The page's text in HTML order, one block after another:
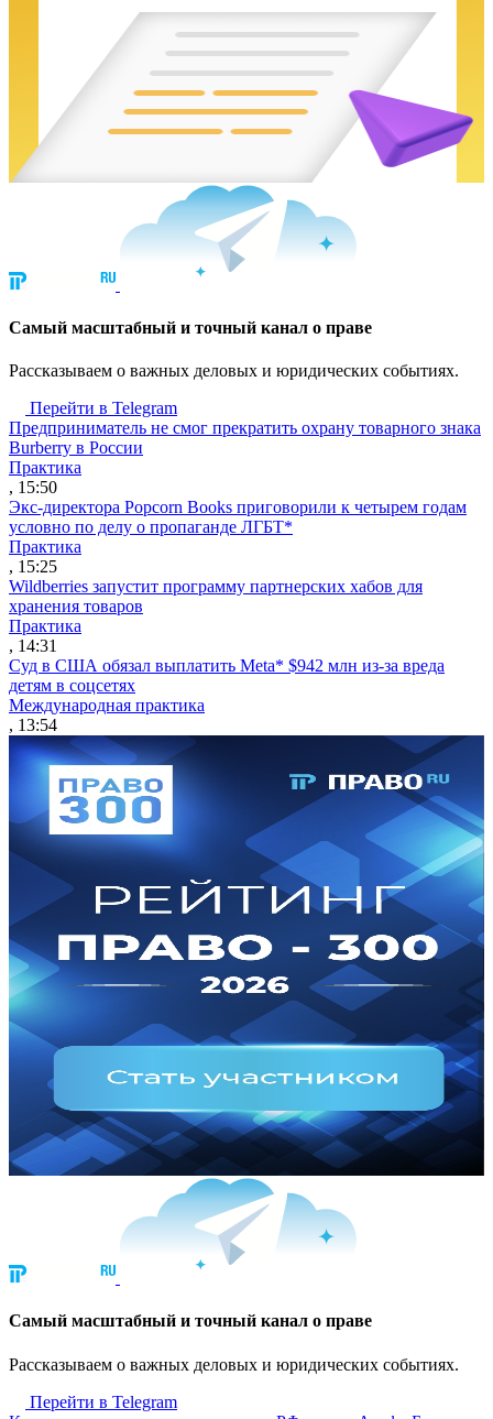
Cамый масштабный и точный канал о праве
Рассказываем о важных деловых и юридических событиях.
Перейти в Telegram
Предприниматель не смог прекратить охрану товарного знака
Burberry в России
Практика
, 15:50
Экс-директора Popcorn Books приговорили к четырем годам
условно по делу о пропаганде ЛГБТ*
Практика
, 15:25
Wildberries запустит программу партнерских хабов для
хранения товаров
Практика
, 14:31
Суд в США обязал выплатить Meta* $942 млн из-за вреда
детям в соцсетях
Международная практика
, 13:54
Cамый масштабный и точный канал о праве
Рассказываем о важных деловых и юридических событиях.
Перейти в Telegram